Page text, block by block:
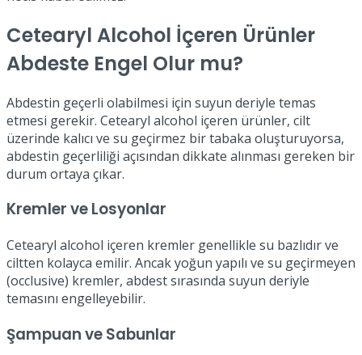
Cetearyl Alcohol İçeren Ürünler
Abdeste Engel Olur mu?
Abdestin geçerli olabilmesi için suyun deriyle temas
etmesi gerekir. Cetearyl alcohol içeren ürünler, cilt
üzerinde kalıcı ve su geçirmez bir tabaka oluşturuyorsa,
abdestin geçerliliği açısından dikkate alınması gereken bir
durum ortaya çıkar.
Kremler ve Losyonlar
Cetearyl alcohol içeren kremler genellikle su bazlıdır ve
ciltten kolayca emilir. Ancak yoğun yapılı ve su geçirmeyen
(occlusive) kremler, abdest sırasında suyun deriyle
temasını engelleyebilir.
Şampuan ve Sabunlar